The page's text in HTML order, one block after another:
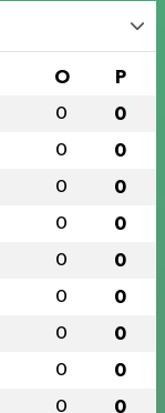
O P
0 0
0 0
0 0
0 0
0 0
0 0
0 0
0 0
0 0